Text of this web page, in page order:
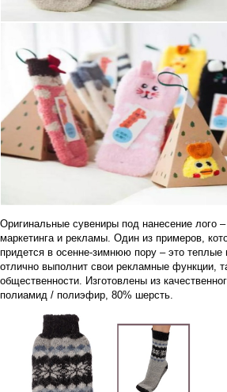
Оригинальные сувениры под нанесение лого
маркетинга и рекламы. Один из примеров,
придется в осенне-зимнюю пору – это теплые
отлично выполнит свои рекламные функции,
общественности. Изготовлены из
полиамид / полиэфир, 80% шерсть.